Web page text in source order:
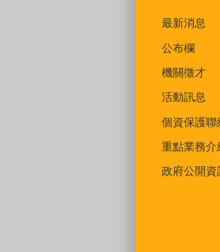
最新消息
公布欄
機關徵才
活動訊息
個資保護聯
重點業務介
政府公開資